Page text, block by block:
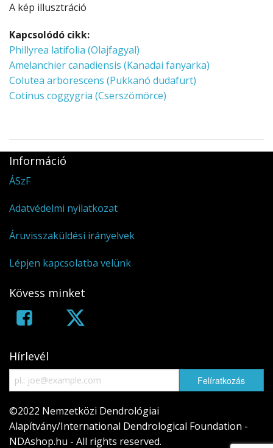
A kép illusztráció
Kapcsolódó cikk:
Phillyrea latifolia (Olajfagyal)
Amelanchier canadiensis (Kanadai fanyarka)
Colutea arborescens (Pukkanó dudafürt)
Cotinus coggygria (Cserszömörce)
Információ
ÁSzF
Adatvédelmi nyilatkozat
Áruvisszaküldési irányelvek
Lépjen kapcsolatba velünk
Kövess minket
Hírlevél
©2022 Nemzetközi Dendrológiai
Alapítvány/International Dendrological Foundation -
NDAshop.hu - All rights reserved.